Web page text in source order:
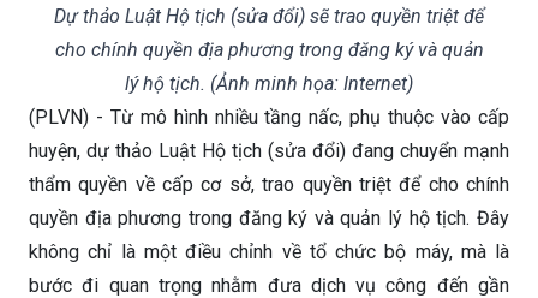
Dự thảo Luật Hộ tịch (sửa đổi) sẽ trao quyền triệt để
cho chính quyền địa phương trong đăng ký và quản
lý hộ tịch. (Ảnh minh họa: Internet)
(PLVN) - Từ mô hình nhiều tầng nấc, phụ thuộc vào cấp
huyện, dự thảo Luật Hộ tịch (sửa đổi) đang chuyển mạnh
thẩm quyền về cấp cơ sở, trao quyền triệt để cho chính
quyền địa phương trong đăng ký và quản lý hộ tịch. Đây
không chỉ là một điều chỉnh về tổ chức bộ máy, mà là
bước đi quan trọng nhằm đưa dịch vụ công đến gần